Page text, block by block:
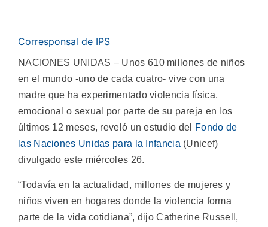
Corresponsal de IPS
NACIONES UNIDAS – Unos 610 millones de niños
en el mundo -uno de cada cuatro- vive con una
madre que ha experimentado violencia física,
emocional o sexual por parte de su pareja en los
últimos 12 meses, reveló un estudio del
Fondo de
las Naciones Unidas para la Infancia (Unicef)
divulgado este miércoles 26.
“Todavía en la actualidad, millones de mujeres y
niños viven en hogares donde la violencia forma
parte de la vida cotidiana”, dijo Catherine Russell,